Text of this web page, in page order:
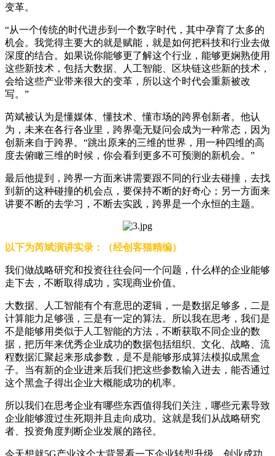
变革。
“从一个传统的时代进步到一个数字时代，其中孕育了太多的
机会。我觉得主要大的就是赋能，就是如何把科技和行业去做
深度的结合。如果说你能够更了解这个行业，能够更娴熟使用
这些新技术，包括大数据、人工智能、区块链这些新的技术，
会给这些产业带来很大的变革，所以这个时代会重新被改
写。”
芮斌被认为是懂媒体、懂技术、懂市场的跨界创新者。他认
为，未来在各行各业里，跨界毫无疑问会成为一种常态，因为
创新来自于跨界。“跳出原来的三维的世界，用一种四维的高
度去俯瞰三维的时候，你会看到更多不可预测的新机会。”
最后他提到，跨界一方面来讲需要跟不同的行业去碰撞，去找
到新的这种碰撞的机会点，要保持不断的好奇心；另一方面来
讲要不断的去学习，不断去实践，跨界是一个永恒的主题。
以下为芮斌演讲实录：（经创客猫精编）
我们做战略研究和投资往往会问一个问题，什么样的企业能够
走下去，不断取得成功，实现商业价值。
大数据、人工智能有个有意思的逻辑，一是数据足够多，二是
计算能力足够强，三是有一定的算法。所以我在思考，我们是
不是能够用类似于人工智能的方法，不断获取不同企业的数
据，把历年来优秀企业成功的数据包括组织、文化、战略、流
程数据汇聚起来形成参数，是不是能够形成算法模拟成黑盒
子。当有新的企业进来后我们把这些参数输入进去，能否通过
这个黑盒子得出企业大概能成功的机率。
所以我们在思考企业有哪些东西值得我们关注，哪些元素导致
企业能够渡过生死期并且走向成功。这就是我们从战略研究
者、投资角度判断企业发展的路径。
今天想就5G产业这个大背景看一下企业转型升级、创业成功